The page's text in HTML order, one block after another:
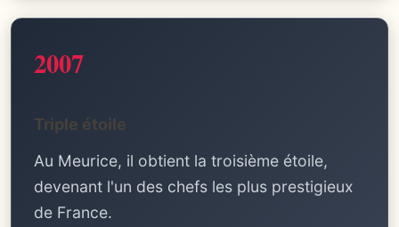
2007
Triple étoile
Au Meurice, il obtient la troisième étoile,
devenant l'un des chefs les plus prestigieux
de France.